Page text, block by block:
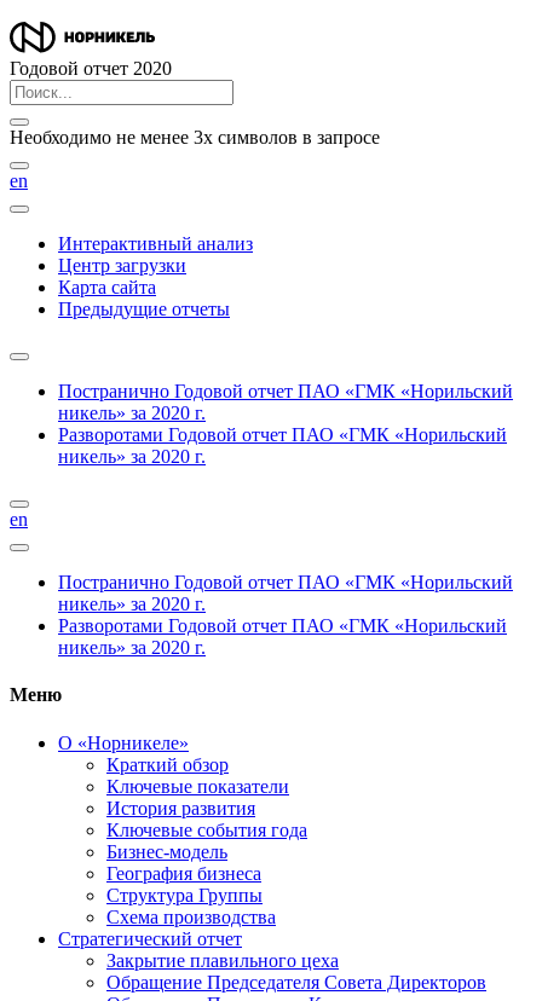
Годовой отчет 2020
Необходимо не менее 3х символов в запросе
en
Интерактивный анализ
Центр загрузки
Карта сайта
Предыдущие отчеты
Постранично Годовой отчет ПАО «ГМК «Норильский
никель» за 2020 г.
Разворотами Годовой отчет ПАО «ГМК «Норильский
никель» за 2020 г.
en
Постранично Годовой отчет ПАО «ГМК «Норильский
никель» за 2020 г.
Разворотами Годовой отчет ПАО «ГМК «Норильский
никель» за 2020 г.
Меню
О «Норникеле»
Краткий обзор
Ключевые показатели
История развития
Ключевые события года
Бизнес-модель
География бизнеса
Структура Группы
Схема производства
Стратегический отчет
Закрытие плавильного цеха
Обращение Председателя Совета Директоров